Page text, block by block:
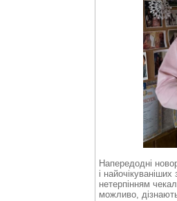
Напередодні
і
нетерпінням
можливо,